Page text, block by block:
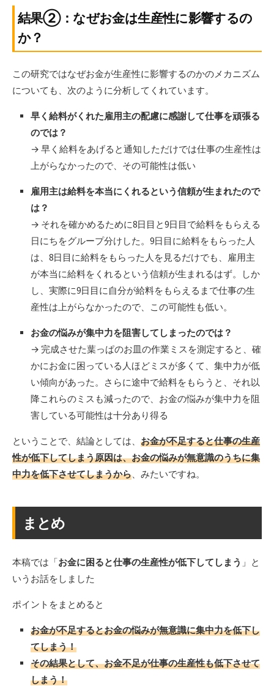
結果②：なぜお金は生産性に影響するの
か？
この研究ではなぜお金が生産性に影響するのかのメカニズム
についても、次のように分析してくれています。
早く給料がくれた雇用主の配慮に感謝して仕事を頑張る
のでは？
→ 早く給料をあげると通知しただけでは仕事の生産性は
上がらなかったので、その可能性は低い
雇用主は給料を本当にくれるという信頼が生まれたので
は？
→ それを確かめるために8日目と9日目で給料をもらえる
日にちをグループ分けした。9日目に給料をもらった人
は、8日目に給料をもらった人を見るだけでも、雇用主
が本当に給料をくれるという信頼が生まれるはず。しか
し、実際に9日目に自分が給料をもらえるまで仕事の生
産性は上がらなかったので、この可能性も低い。
お金の悩みが集中力を阻害してしまったのでは？
→ 完成させた葉っぱのお皿の作業ミスを測定すると、確
かにお金に困っている人ほどミスが多くて、集中力が低
い傾向があった。さらに途中で給料をもらうと、それ以
降これらのミスも減ったので、お金の悩みが集中力を阻
害している可能性は十分あり得る
ということで、結論としては、 お金が不足すると仕事の生産
性が低下してしまう原因は、お金の悩みが無意識のうちに集
中力を低下させてしまうから 、みたいですね。
まとめ
本稿では「お金に困ると仕事の生産性が低下してしまう 」と
いうお話をしました
ポイントをまとめると
お金が不足するとお金の悩みが無意識に集中力を低下し
てしまう！
その結果として、お金不足が仕事の生産性も低下させて
しまう！